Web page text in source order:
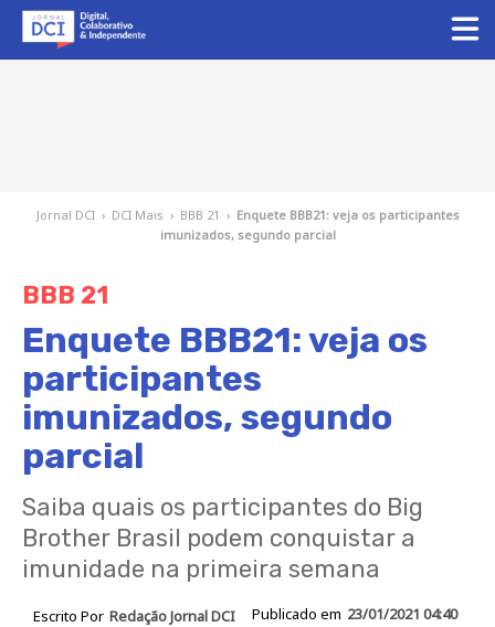
Jornal DCI › DCI Mais › BBB 21 › Enquete BBB21: veja os participantes
imunizados, segundo parcial
BBB 21
Enquete BBB21: veja os
participantes
imunizados, segundo
parcial
Saiba quais os participantes do Big
Brother Brasil podem conquistar a
imunidade na primeira semana
Escrito Por Redação Jornal DCI Publicado em 23/01/2021 04:40